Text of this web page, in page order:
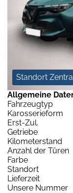
Standort
Allgemeine
Fahrzeugtyp
Karosserieform
Erst-Zul.
Getriebe
Kilometerstand
Anzahl der Türen
Farbe
Standort
Lieferzeit
Unsere Nummer